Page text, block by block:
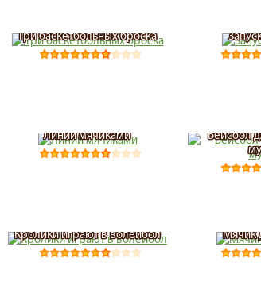
Три баскетбольных броска
Линии мячиками
Бейсбол
Кролики играют в волейбол Мячик